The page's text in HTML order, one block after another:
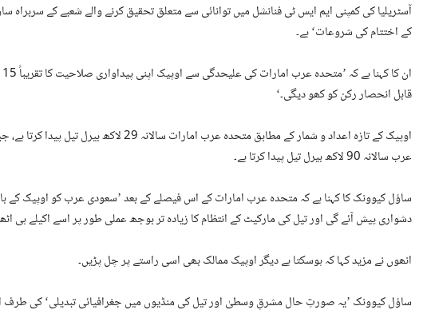
آسٹریلیا کی کمپنی ایم ایس ٹی فنانشل میں توانائی سے متعلق تحقیق کرنے والے شعبے کے سربراہ
کے اختتام کی شروعات‘ ہے۔
قابل انحصار رکن کو کھو دیگی۔‘
اوپیک کے تازہ اعداد و شمار کے مطابق متحدہ عرب امارات
عرب سالانہ 90 لاکھ بیرل تیل پیدا کرتا ہے۔
ساؤل کیوونک کا کہنا ہے کہ متحدہ عرب امارات کے اس فیصلے کے بعد ’سعودی عرب کو اوپیک کے
دشواری پیش آئے گی اور تیل کی مارکیٹ کے انتظام کا زیادہ تر بوجھ عملی طور پر اسے اکیلے ہی
انھوں نے مزید کہا کہ ہوسکتا ہے دیگر اوپیک ممالک بھی اسی راستے پر چل پڑیں۔
ساؤل کیوونک ’یہ صورتِ حال مشرقِ وسطیٰ اور تیل کی منڈیوں میں جغرافیائی تبدیلی‘ کی طرف